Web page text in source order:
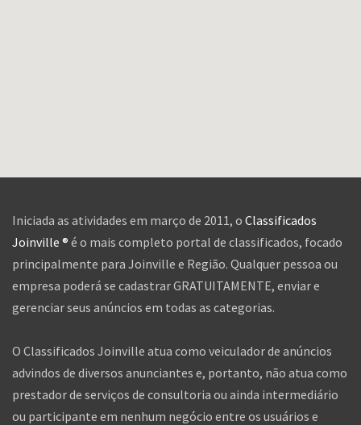
Iniciada as atividades em março de 2011, o Classificados
Joinville ® é o mais completo portal de classificados, focado
principalmente para Joinville e Região. Qualquer pessoa ou
empresa poderá se cadastrar GRATUITAMENTE, enviar e
gerenciar seus anúncios em todas as categorias.
O Classificados Joinville atua como veiculador de anúncios
advindos de diversos anunciantes e, portanto, não atua como
prestador de serviços de consultoria ou ainda intermediário
ou participante em nenhum negócio entre os usuários e